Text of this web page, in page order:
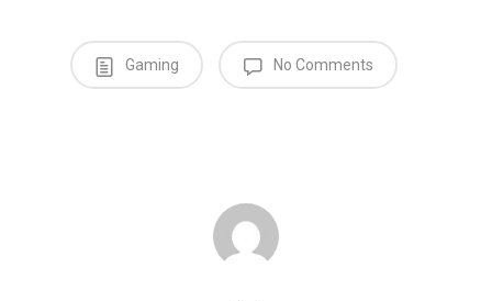
Gaming No Comments